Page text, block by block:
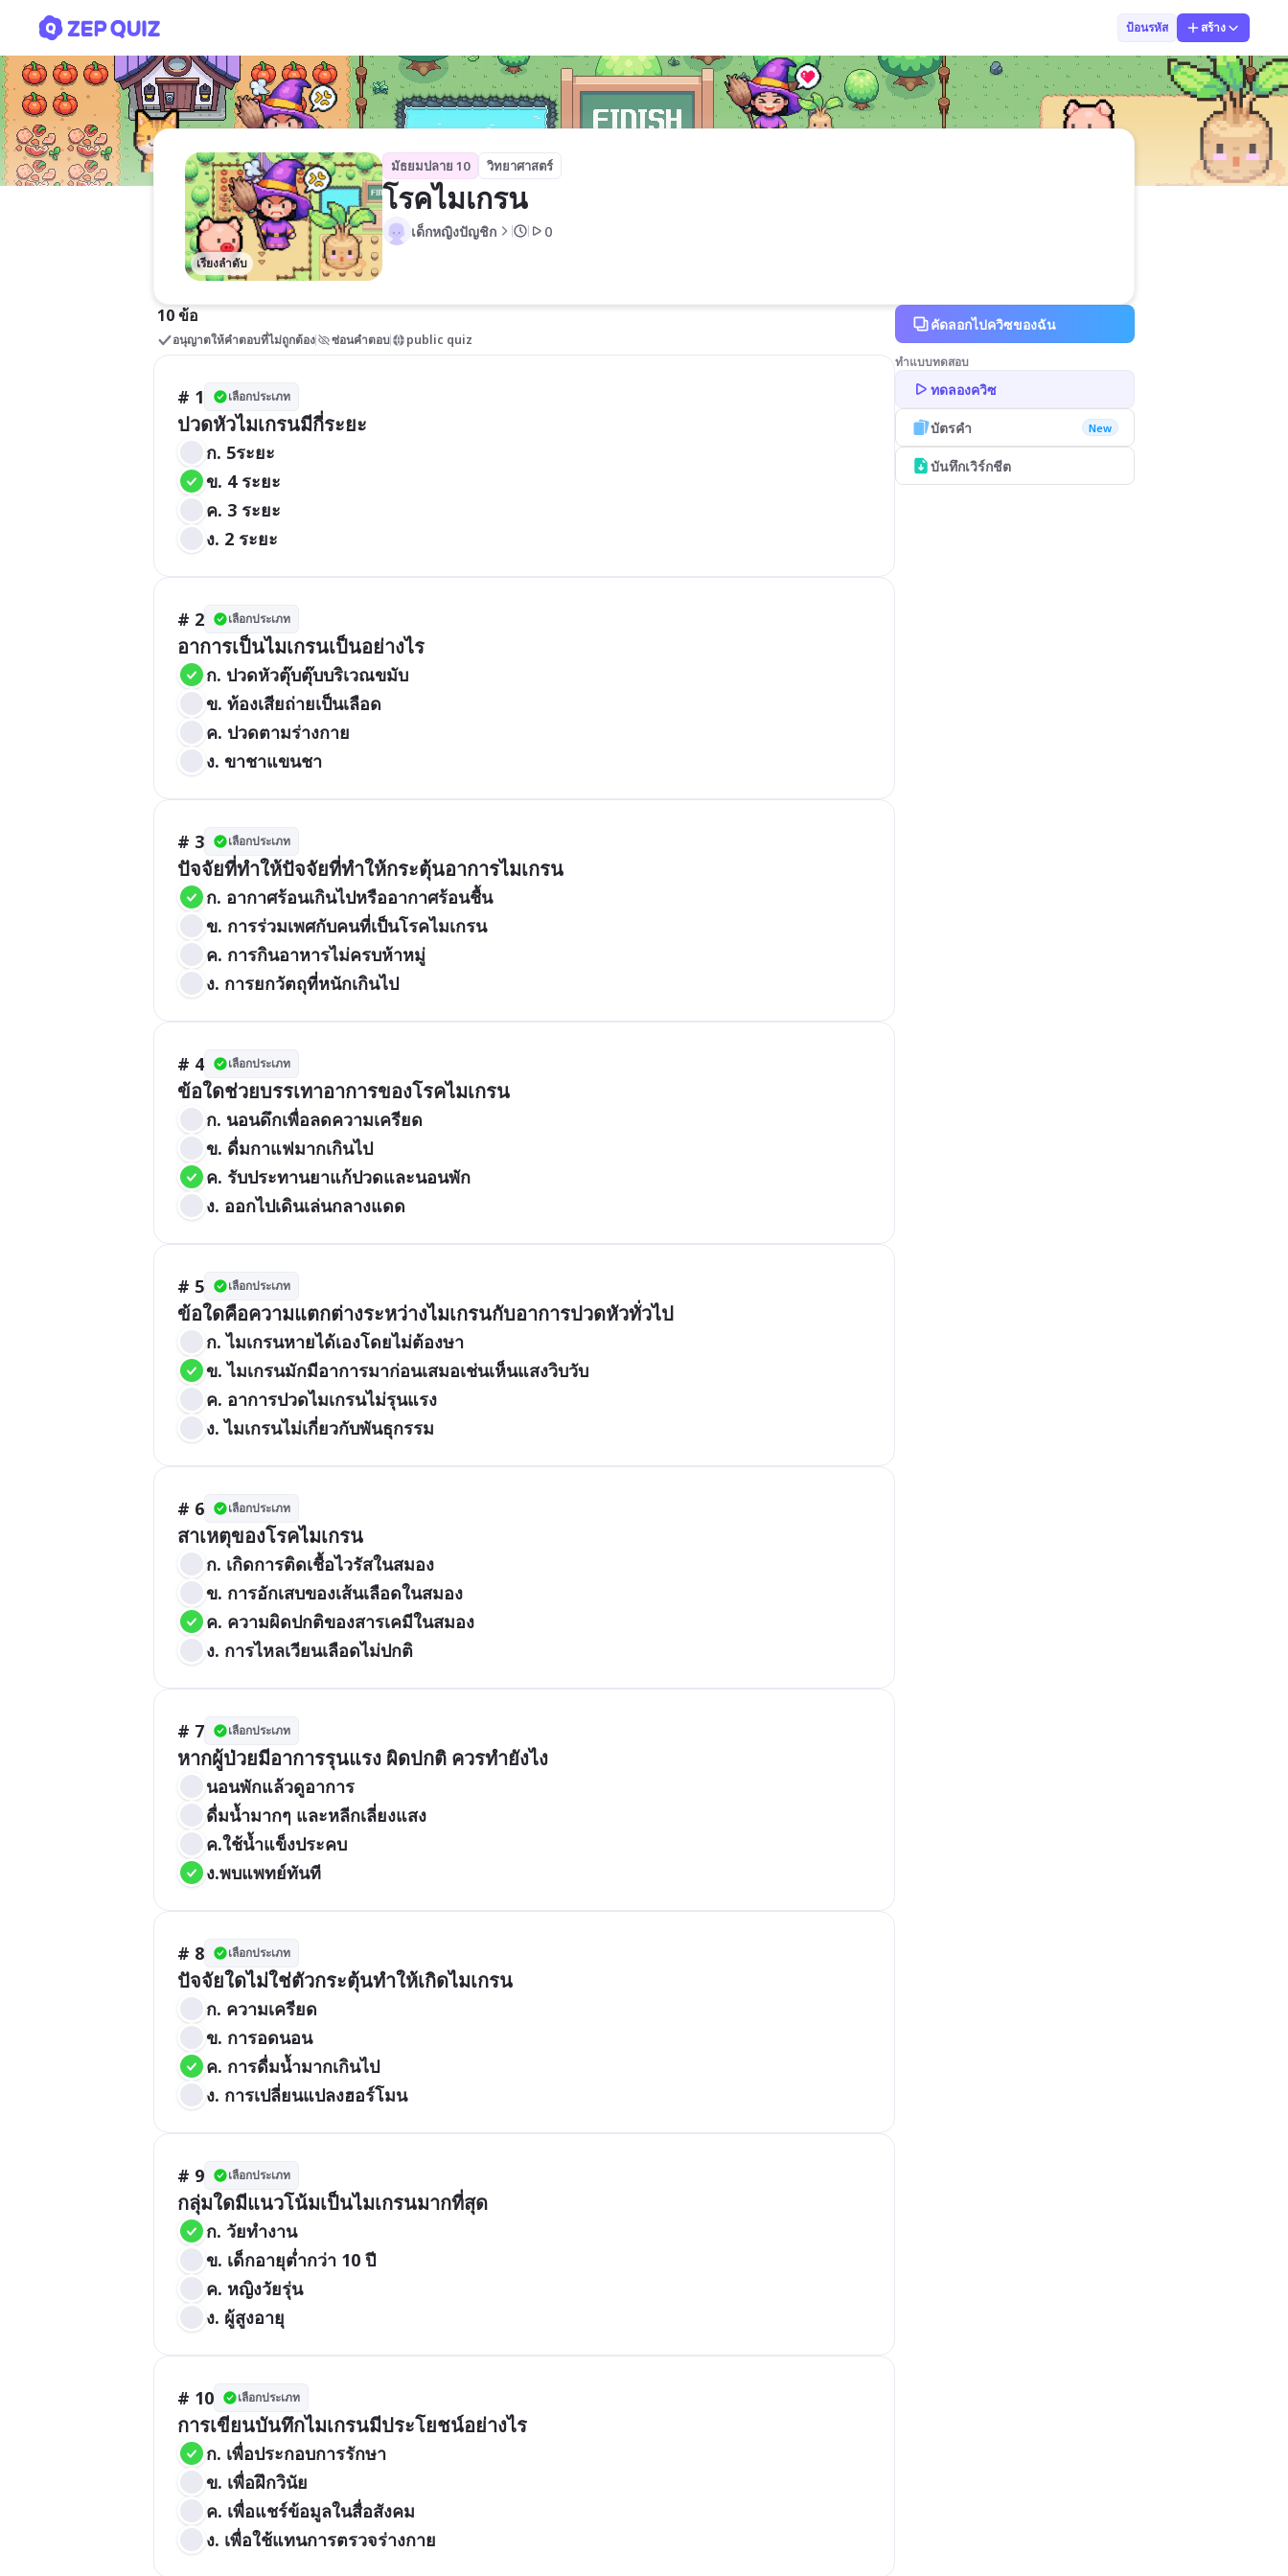
ป้อนรหัส สร้าง
เรียงลำดับ
มัธยมปลาย 10 วิทยาศาสตร์
โรคไมเกรน
เด็กหญิงปัญชิก 0
10 ข้อ
อนุญาตให้คำตอบที่ไม่ถูกต้อง ซ่อนคำตอบ public quiz
# 1 เลือกประเภท
ปวดหัวไมเกรนมีกี่ระยะ
ก. 5ระยะ
ข. 4 ระยะ
ค. 3 ระยะ
ง. 2 ระยะ
# 2 เลือกประเภท
อาการเป็นไมเกรนเป็นอย่างไร
ก. ปวดหัวตุ๊บตุ๊บบริเวณขมับ
ข. ท้องเสียถ่ายเป็นเลือด
ค. ปวดตามร่างกาย
ง. ขาชาแขนชา
# 3 เลือกประเภท
ปัจจัยที่ทำให้ปัจจัยที่ทำให้กระตุ้นอาการไมเกรน
ก. อากาศร้อนเกินไปหรืออากาศร้อนชื้น
ข. การร่วมเพศกับคนที่เป็นโรคไมเกรน
ค. การกินอาหารไม่ครบห้าหมู่
ง. การยกวัตถุที่หนักเกินไป
# 4 เลือกประเภท
ข้อใดช่วยบรรเทาอาการของโรคไมเกรน
ก. นอนดึกเพื่อลดความเครียด
ข. ดื่มกาแฟมากเกินไป
ค. รับประทานยาแก้ปวดและนอนพัก
ง. ออกไปเดินเล่นกลางแดด
# 5 เลือกประเภท
ข้อใดคือความแตกต่างระหว่างไมเกรนกับอาการปวดหัวทั่วไป
ก. ไมเกรนหายได้เองโดยไม่ต้องษา
ข. ไมเกรนมักมีอาการมาก่อนเสมอเช่นเห็นแสงวิบวับ
ค. อาการปวดไมเกรนไม่รุนแรง
ง. ไมเกรนไม่เกี่ยวกับพันธุกรรม
# 6 เลือกประเภท
สาเหตุของโรคไมเกรน
ก. เกิดการติดเชื้อไวรัสในสมอง
ข. การอักเสบของเส้นเลือดในสมอง
ค. ความผิดปกติของสารเคมีในสมอง
ง. การไหลเวียนเลือดไม่ปกติ
# 7 เลือกประเภท
หากผู้ป่วยมีอาการรุนแรง ผิดปกติ ควรทำยังไง
นอนพักแล้วดูอาการ
ดื่มน้ำมากๆ และหลีกเลี่ยงแสง
ค.ใช้น้ำแข็งประคบ
ง.พบแพทย์ทันที
# 8 เลือกประเภท
ปัจจัยใดไม่ใช่ตัวกระตุ้นทำให้เกิดไมเกรน
ก. ความเครียด
ข. การอดนอน
ค. การดื่มน้ำมากเกินไป
ง. การเปลี่ยนแปลงฮอร์โมน
# 9 เลือกประเภท
กลุ่มใดมีแนวโน้มเป็นไมเกรนมากที่สุด
ก. วัยทำงาน
ข. เด็กอายุต่ำกว่า 10 ปี
ค. หญิงวัยรุ่น
ง. ผู้สูงอายุ
# 10 เลือกประเภท
การเขียนบันทึกไมเกรนมีประโยชน์อย่างไร
ก. เพื่อประกอบการรักษา
ข. เพื่อฝึกวินัย
ค. เพื่อแชร์ข้อมูลในสื่อสังคม
ง. เพื่อใช้แทนการตรวจร่างกาย
คัดลอกไปควิซของฉัน
ทำแบบทดสอบ
ทดลองควิซ
บัตรคำ New
บันทึกเวิร์กชีต